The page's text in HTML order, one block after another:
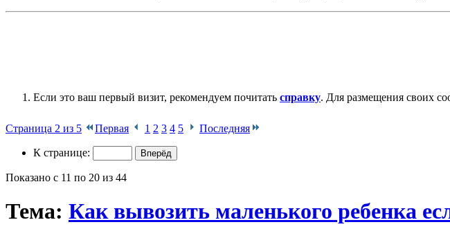
Если это ваш первый визит, рекомендуем почитать справку. Для размещения своих
Страница 2 из 5 Первая 1 2 3 4 5 Последняя
К странице:
Показано с 11 по 20 из 44
Тема: Как вывозить маленького ребенка